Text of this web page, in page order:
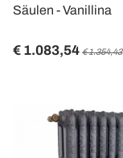
Säulen - Vanillina
€ 1.083,54 € 1.354,43